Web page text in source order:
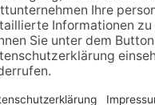
Auch, wie die
mögliche
umzugehen,